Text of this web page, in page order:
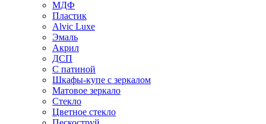
МДФ
Пластик
Alvic Luxe
Эмаль
Акрил
ДСП
С патиной
Шкафы-купе с зеркалом
Матовое зеркало
Стекло
Цветное стекло